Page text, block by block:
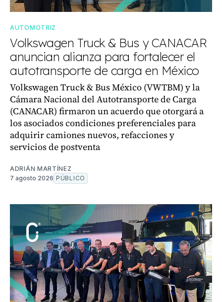
AUTOMOTRIZ
Volkswagen Truck & Bus y CANACAR
anuncian alianza para fortalecer el
autotransporte de carga en México
Volkswagen Truck & Bus México (VWTBM) y la
Cámara Nacional del Autotransporte de Carga
(CANACAR) firmaron un acuerdo que otorgará a
los asociados condiciones preferenciales para
adquirir camiones nuevos, refacciones y
servicios de postventa
ADRIÁN MARTÍNEZ
7 agosto 2026 PÚBLICO